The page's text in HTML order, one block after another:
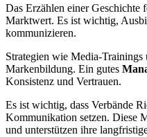
Das Erzählen einer Geschichte
Marktwert. Es ist wichtig,
kommunizieren.
Strategien wie Media-
Markenbildung. Ein gutes
Konsistenz und Vertrauen.
Es ist wichtig, dass Verbände
Kommunikation setzen. Diese
und unterstützen ihre